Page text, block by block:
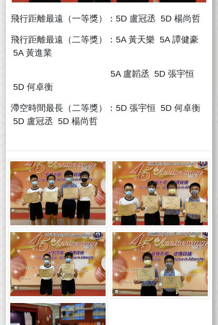
飛行距離最遠（一等獎）：5D 盧冠丞 5D 楊尚哲
飛行距離最遠（二等獎）：5A 黃天樂 5A 譚健豪
5A 黃進業
5A 盧韜丞 5D 張宇恒
5D 何卓衡
滯空時間最長（二等獎）：5D 張宇恒 5D 何卓衡
5D 盧冠丞 5D 楊尚哲